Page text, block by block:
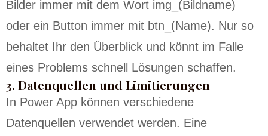
Bilder immer mit dem Wort img_(Bildname)
oder ein Button immer mit btn_(Name). Nur so
behaltet Ihr den Überblick und könnt im Falle
eines Problems schnell Lösungen schaffen.
3. Datenquellen und Limitierungen
In Power App können verschiedene
Datenquellen verwendet werden. Eine